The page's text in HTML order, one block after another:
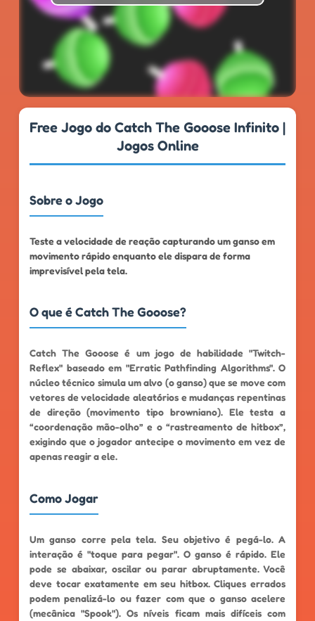
★★ 999k+
Free Jogo do Catch The Gooose Infinito |
Jogos Online
Sobre o Jogo
Teste a velocidade de reação capturando um ganso em
movimento rápido enquanto ele dispara de forma
imprevisível pela tela.
O que é Catch The Gooose?
Catch The Gooose é um jogo de habilidade "Twitch-
Reflex" baseado em "Erratic Pathfinding Algorithms". O
núcleo técnico simula um alvo (o ganso) que se move com
vetores de velocidade aleatórios e mudanças repentinas
de direção (movimento tipo browniano). Ele testa a
“coordenação mão-olho” e o “rastreamento de hitbox”,
exigindo que o jogador antecipe o movimento em vez de
apenas reagir a ele.
Como Jogar
Um ganso corre pela tela. Seu objetivo é pegá-lo. A
interação é "toque para pegar". O ganso é rápido. Ele
pode se abaixar, oscilar ou parar abruptamente. Você
deve tocar exatamente em seu hitbox. Cliques errados
podem penalizá-lo ou fazer com que o ganso acelere
(mecânica "Spook"). Os níveis ficam mais difíceis com